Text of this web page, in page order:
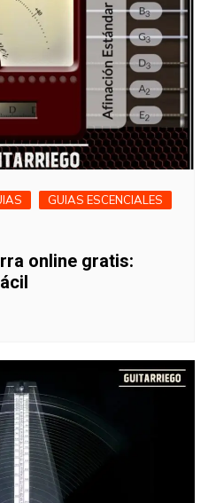
GUIAS ESCENCIALES
online gratis: